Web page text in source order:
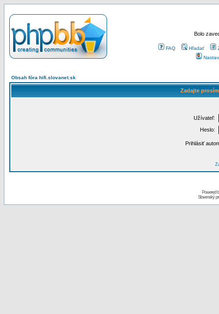
Bolo
FAQ Hľadať
Obsah fóra hifi.slovanet.sk
Zadajte
Užívateľ:
Heslo:
Prihlásiť
Powered
Slovenský